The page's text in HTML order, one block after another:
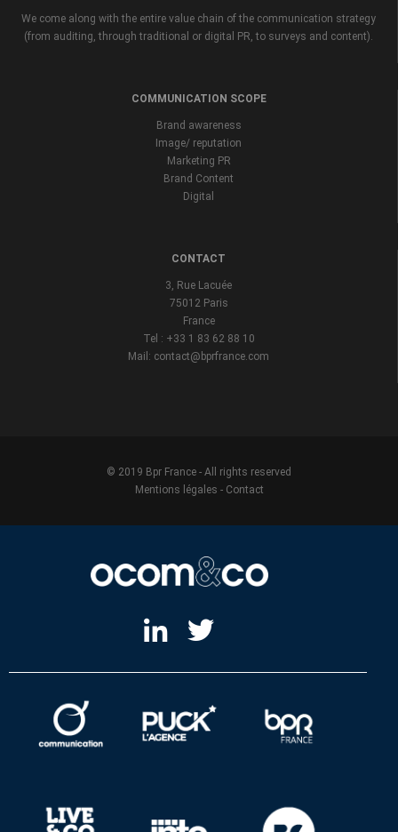
We come along with the entire value chain of the communication strategy
(from auditing, through traditional or digital PR, to surveys and content).
COMMUNICATION SCOPE
Brand awareness
Image/ reputation
Marketing PR
Brand Content
Digital
CONTACT
3, Rue Lacuée
75012 Paris
France
Tel : +33 1 83 62 88 10
Mail: contact@bprfrance.com
© 2019 Bpr France - All rights reserved
Mentions légales - Contact